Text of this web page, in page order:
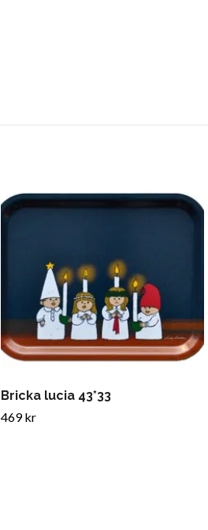
Bricka lucia 43*33
469 kr